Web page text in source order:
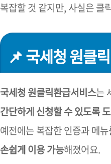
복잡할 것 같지만, 사실은 클
📌 국세청 원클
국세청 원클릭환급서비스는
간단하게 신청할 수 있도록
예전에는 복잡한 인증과 메
손쉽게 이용 가능해졌어요.